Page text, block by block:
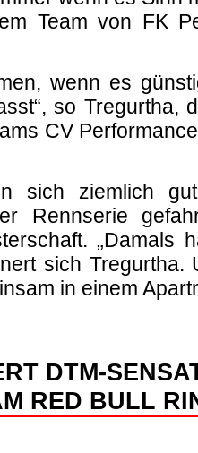
Team von FK
wenn es
so Tregurtha,
CV
sich ziemlich
Rennserie
„Damals
sich
in einem
DTM-
RED BULL